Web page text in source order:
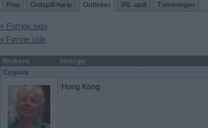
Prat Ordspill-hjelp Ordleker IRL-spill Turneringer
« Forrige side
« Første side
Brukere
Innlegg
Cygnus
Hong Kong